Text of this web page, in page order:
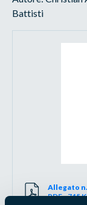
Battisti
Allegato
PDF - 745